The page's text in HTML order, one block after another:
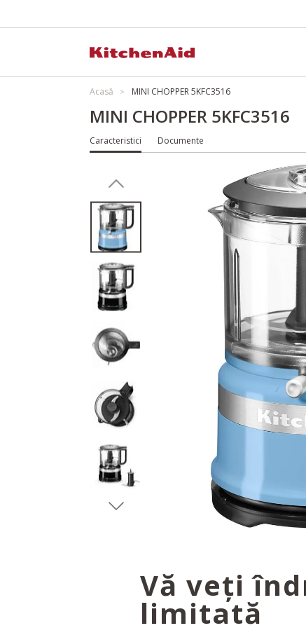
Acasă MINI CHOPPER 5KFC3516
MINI CHOPPER 5KFC3516
Caracteristici Documente
Vă veți
limitată